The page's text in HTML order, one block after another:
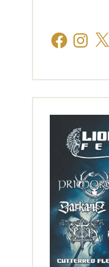
FacebookInstagram
X